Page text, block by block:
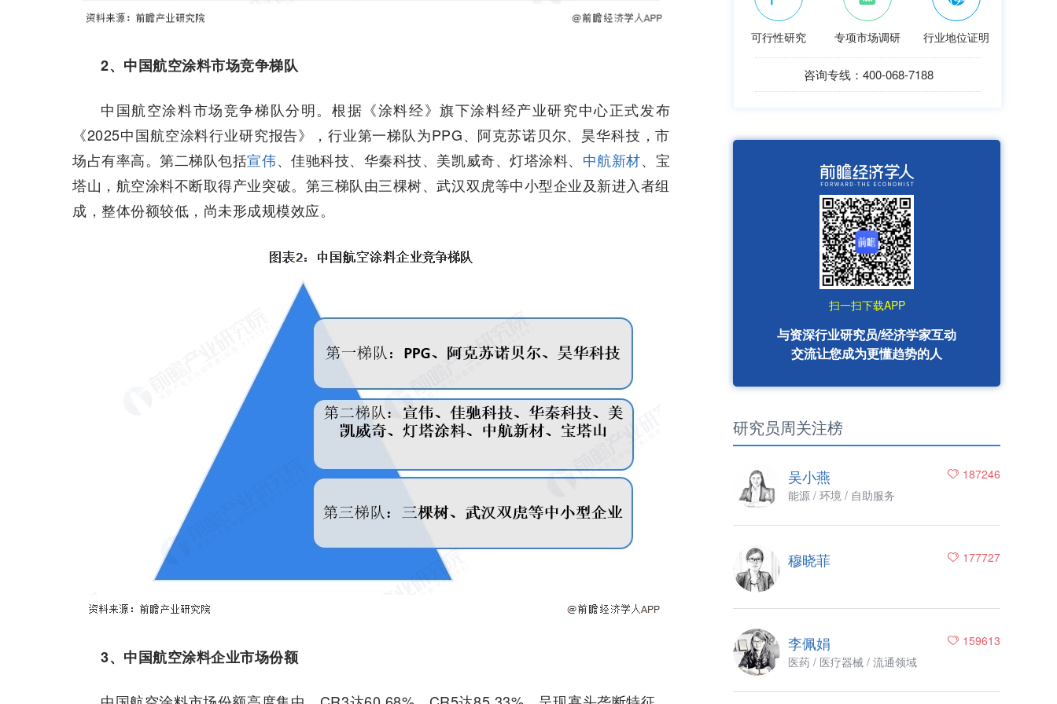
2、中国航空涂料市场竞争梯队
中国航空涂料市场竞争梯队分明。根据《涂料经》旗下涂料经产业研究中心正式发布
《2025中国航空涂料行业研究报告》，行业第一梯队为PPG、阿克苏诺贝尔、昊华科技，市
场占有率高。第二梯队包括宣伟、佳驰科技、华秦科技、美凯威奇、灯塔涂料、 中航新材、宝
塔山，航空涂料不断取得产业突破。第三梯队由三棵树、武汉双虎等中小型企业及新进入者组
成，整体份额较低，尚未形成规模效应。
3、中国航空涂料企业市场份额
可行性研究 专项市场调研 行业地位证明
咨询专线：400-068-7188
扫一扫下载APP
与资深行业研究员/经济学家互动
交流让您成为更懂趋势的人
研究员周关注榜
187246
吴小燕
能源 / 环境 / 自助服务
177727
穆晓菲
159613
李佩娟
医药 / 医疗器械 / 流通领域